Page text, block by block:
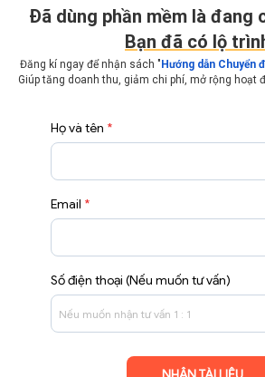
Ðã dùng phần mềm là đang
Bạn đã có lộ
Đăng kí ngay để nhận sách " Hướng dẫn Chuyển
Giúp tăng doanh thu, giảm chi phí, mở rộng hoạt
Họ và tên *
Email *
Số điện thoại (Nếu muốn tư vấn)